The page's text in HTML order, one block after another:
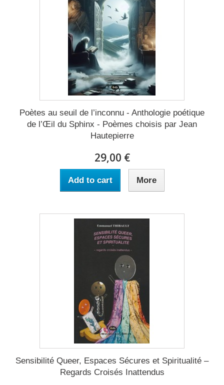
Poètes au seuil de l’inconnu - Anthologie poétique
de l’Œil du Sphinx - Poèmes choisis par Jean
Hautepierre
29,00 €
Add to cart More
Sensibilité Queer, Espaces Sécures et Spiritualité –
Regards Croisés Inattendus